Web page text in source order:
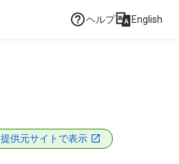
ヘルプ English
提供元サイトで表示